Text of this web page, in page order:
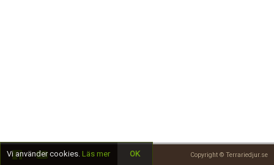
Copyright © Terrariedjur.se
Vi använder cookies. Läs mer OK